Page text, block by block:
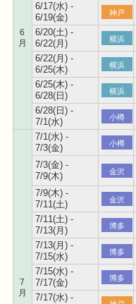
6
月
6/17(水) -
6/19(金)
神戸
6/20(土) -
6/22(月)
横浜
6/22(月) -
6/25(木)
横浜
6/25(木) -
6/28(日)
横浜
6/28(日) -
7/1(水)
小樽
7
月
7/1(水) -
7/3(金)
小樽
7/3(金) -
7/9(木)
金沢
7/9(木) -
7/11(土)
金沢
7/11(土) -
7/13(月)
博多
7/13(月) -
7/15(水)
博多
7/15(水) -
7/17(金)
博多
7/17(水) -